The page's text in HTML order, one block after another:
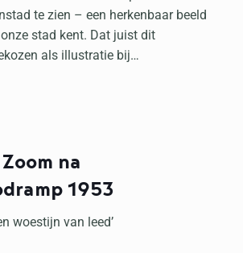
te zien – een herkenbaar beeld
stad kent. Dat juist dit
als illustratie bij…
na
1953
woestijn van leed’